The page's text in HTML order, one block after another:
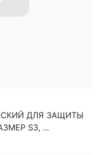
ДЛЯ ЗАЩИТЫ
S3, ...